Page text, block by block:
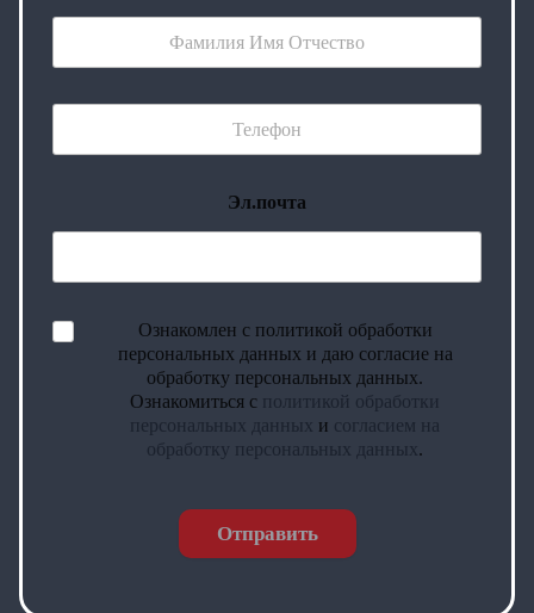
Эл.почта
Ознакомлен с политикой обработки
персональных данных и даю согласие на
обработку персональных данных.
Ознакомиться с политикой обработки
персональных данных и согласием на
обработку персональных данных.
Отправить